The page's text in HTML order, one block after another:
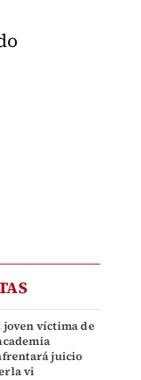
joven víctima de
juicio
vi